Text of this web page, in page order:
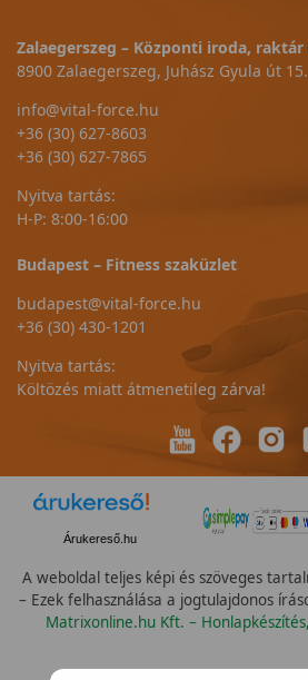
Zalaegerszeg – Központi iroda, raktár
8900 Zalaegerszeg, Juhász Gyula út 15.
info@vital-force.hu
+36 (30) 627-8603
+36 (30) 627-7865
Nyitva tartás:
H-P: 8:00-16:00
Budapest – Fitness szaküzlet
budapest@vital-force.hu
+36 (30) 430-1201
Nyitva tartás:
Költözés miatt átmenetileg zárva!
Árukereső.hu
A weboldal teljes képi és szöveges
– Ezek felhasználása a jogtulajdonos
Matrixonline.hu Kft. –